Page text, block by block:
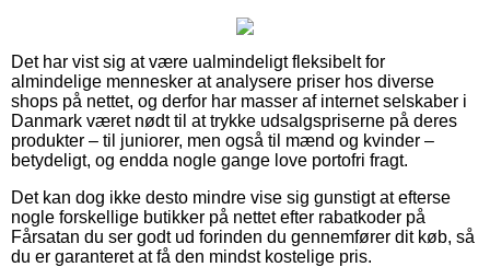
Det har vist sig at være ualmindeligt fleksibelt for
almindelige mennesker at analysere priser hos diverse
shops på nettet, og derfor har masser af internet selskaber i
Danmark været nødt til at trykke udsalgspriserne på deres
produkter – til juniorer, men også til mænd og kvinder –
betydeligt, og endda nogle gange love portofri fragt.
Det kan dog ikke desto mindre vise sig gunstigt at efterse
nogle forskellige butikker på nettet efter rabatkoder på
Fårsatan du ser godt ud forinden du gennemfører dit køb, så
du er garanteret at få den mindst kostelige pris.